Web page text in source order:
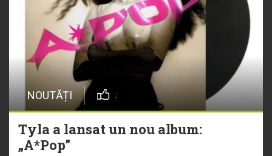
NOUTĂȚI
Tyla a lansat un nou album:
„A*Pop”